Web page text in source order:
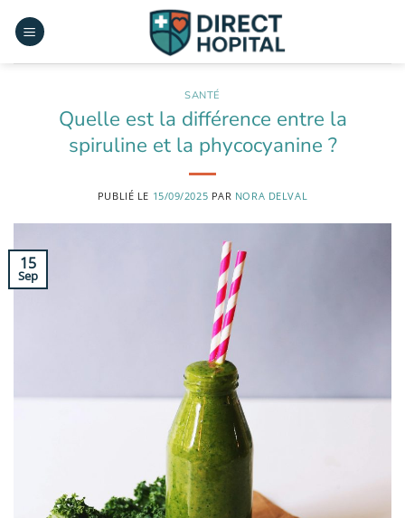
au
SANTÉ
Quelle est la différence entre la
spiruline et la phycocyanine ?
PUBLIÉ LE 15/09/2025 PAR NORA DELVAL
15
Sep